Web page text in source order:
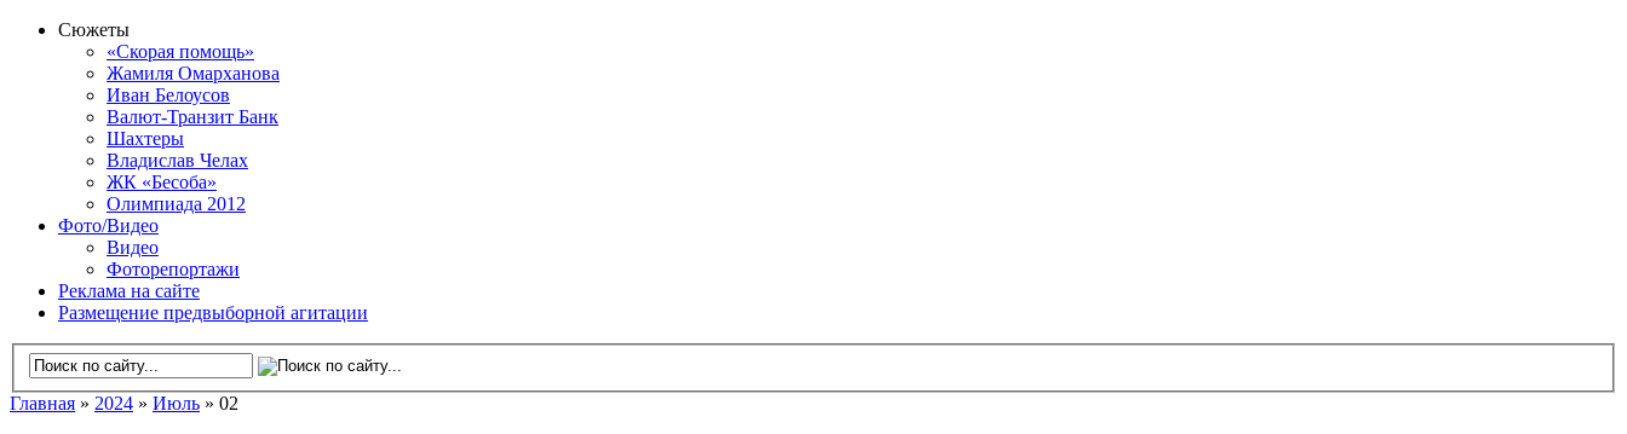
Сюжеты
«Скорая помощь»
Жамиля Омарханова
Иван Белоусов
Валют-Транзит Банк
Шахтеры
Владислав Челах
ЖК «Бесоба»
Олимпиада 2012
Фото/Видео
Видео
Фоторепортажи
Реклама на сайте
Размещение предвыборной агитации
Главная » 2024 » Июль » 02